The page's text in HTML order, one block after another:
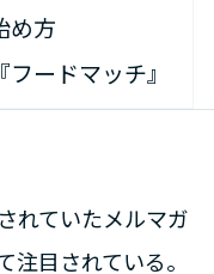
め方
ードマッチ』
れていたメルマガ
注目されている。